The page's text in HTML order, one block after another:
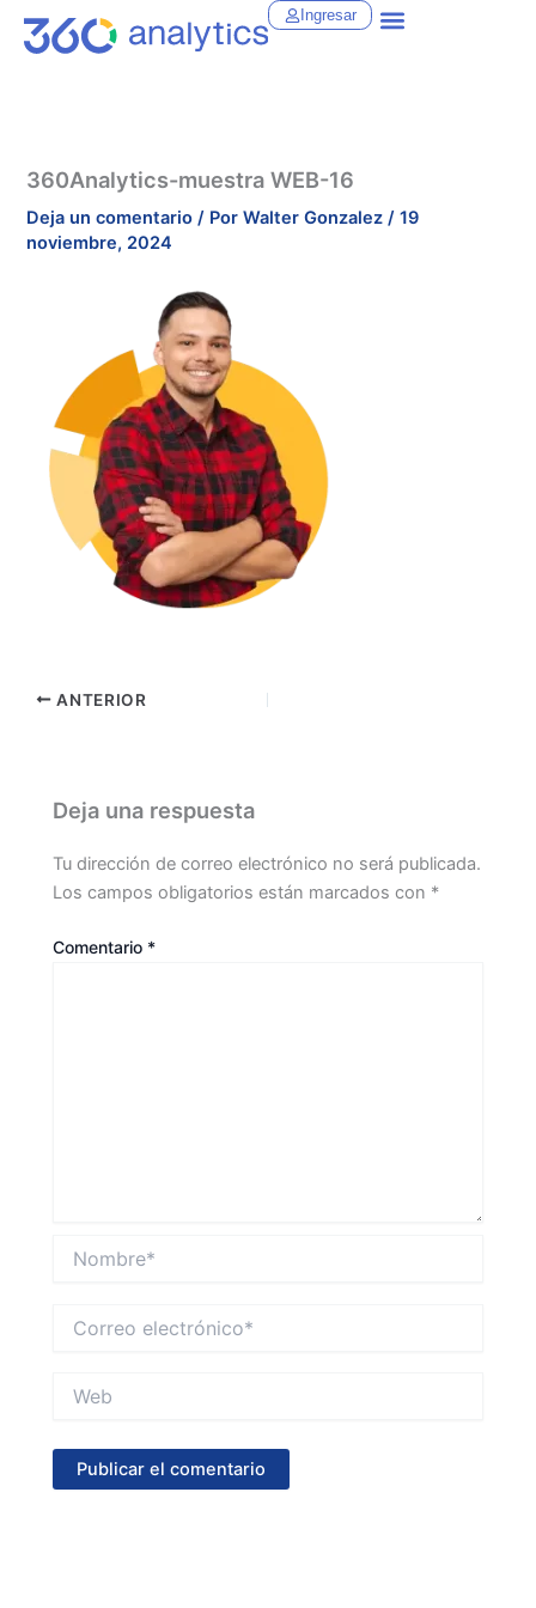
Ingresar
360Analytics-muestra WEB-16
Deja un comentario / PorWalter Gonzalez/19
noviembre, 2024
ANTERIOR
Deja una respuesta
Tu dirección de correo electrónico no será publicada.
Los campos obligatorios están marcados con *
Comentario *
electrónico*